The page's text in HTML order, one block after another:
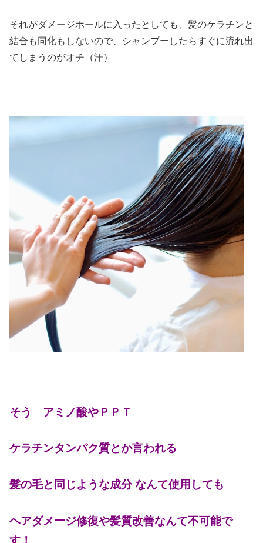
それがダメージホールに入ったとしても、髪のケラチンと
結合も同化もしないので、シャンプーしたらすぐに流れ出
てしまうのがオチ（汗）
そう アミノ酸やＰＰＴ
ケラチンタンパク質とか言われる
髪の毛と同じような成分なんて使用しても
ヘアダメージ修復や髪質改善なんて不可能で
す！